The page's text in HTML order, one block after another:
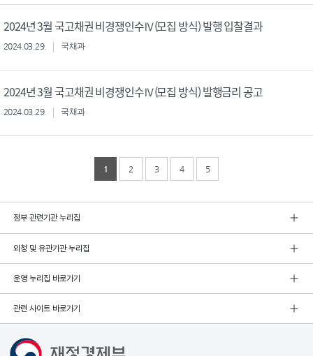
2024년 3월 국고채권 비경쟁인수Ⅳ(모집 방식) 발행 입찰결과
2024.03.29. 국채과
2024년 3월 국고채권 비경쟁인수Ⅳ(모집 방식) 발행금리 공고
2024.03.29. 국채과
1 2 3 4 5
정부 관련기관 누리집
외청 및 유관기관 누리집
운영 누리집 바로가기
관련 사이트 바로가기